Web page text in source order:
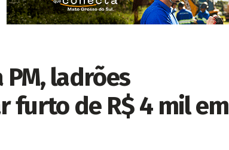
ladrões
furto de R$ 4 mil em